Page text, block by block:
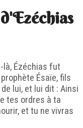
là, Ézéchias fut
Ésaïe, fils
lui, et lui dit : Ainsi
tes ordres à ta
et tu ne vivras